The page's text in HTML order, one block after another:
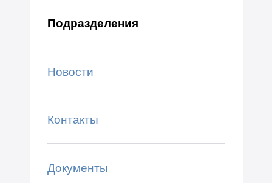
Подразделения
Новости
Контакты
Документы